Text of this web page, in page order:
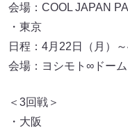
会場：COOL JAPAN
・東京
日程：4月22日（月）～
会場：ヨシモト∞ドー
＜3回戦＞
・大阪